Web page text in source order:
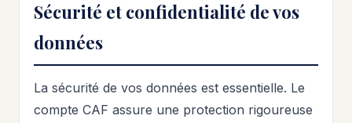
Sécurité et confidentialité de vos
données
La sécurité de vos données est essentielle. Le
compte CAF assure une protection rigoureuse